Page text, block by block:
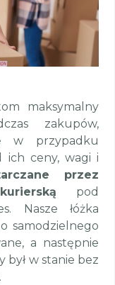
maksymalny
zakupów,
w przypadku
ich ceny, wagi i
przez
pod
Nasze łóżka
samodzielnego
a następnie
był w stanie bez